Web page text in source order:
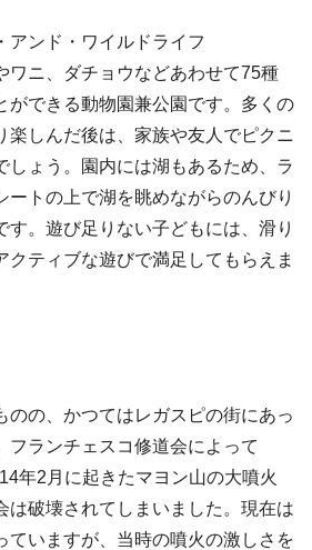
アンド・ワイルドライフ
ワニ、ダチョウなどあわせて75種
ができる動物園兼公園です。多くの
楽しんだ後は、家族や友人でピクニ
しょう。園内には湖もあるため、ラ
ートの上で湖を眺めながらのんびり
す。遊び足りない子どもには、滑り
クティブな遊びで満足してもらえま
のの、かつてはレガスピの街にあっ
フランチェスコ修道会によって
年2月に起きたマヨン山の大噴火
は破壊されてしまいました。現在は
ていますが、当時の噴火の激しさを